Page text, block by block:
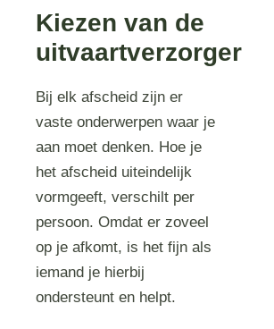
Kiezen van de
uitvaartverzorger
Bij elk afscheid zijn er
vaste onderwerpen waar je
aan moet denken. Hoe je
het afscheid uiteindelijk
vormgeeft, verschilt per
persoon. Omdat er zoveel
op je afkomt, is het fijn als
iemand je hierbij
ondersteunt en helpt.